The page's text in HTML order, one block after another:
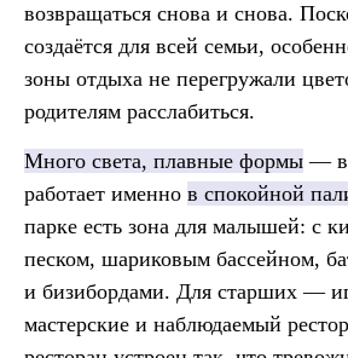
возвращаться снова и снова.
создаётся для всей семьи,
зоны отдыха не перегружали
родителям расслабиться.
Много света, плавные формы —
работает именно в спокойной
парке есть зона для малышей: с
песком, шариковым бассейном,
и бизибордами. Для старших —
мастерские и наблюдаемый